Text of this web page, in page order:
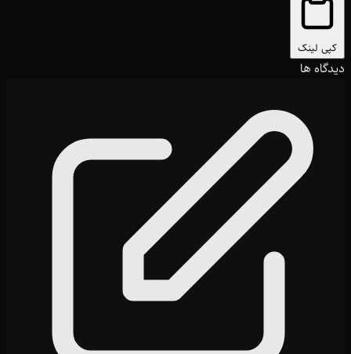
کپی لینک
دیدگاه ها